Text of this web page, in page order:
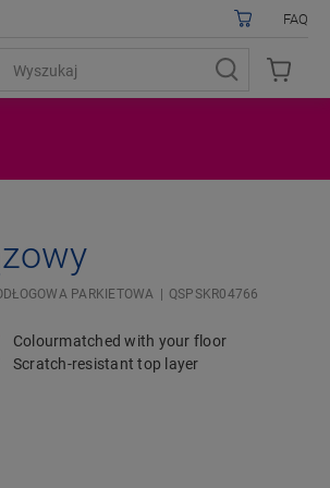
FAQ
PARKIETOWA QSPSKR04766
Colourmatched with your floor
Scratch-resistant top layer